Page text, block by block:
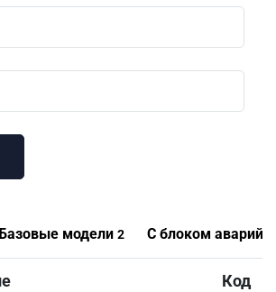
Базовые модели 2 С блоком
Код